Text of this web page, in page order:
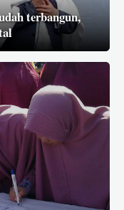
terbangun,